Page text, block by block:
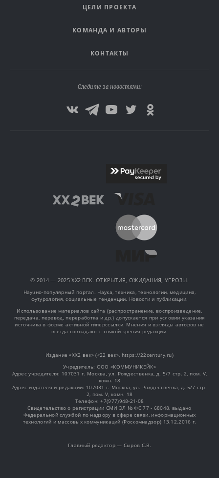
ЦЕЛИ ПРОЕКТА
КОМАНДА И АВТОРЫ
КОНТАКТЫ
Следите за новостями:
© 2014 — 2025 XX2 ВЕК. ОТКРЫТИЯ, ОЖИДАНИЯ, УГРОЗЫ.
Научно-популярный портал. Наука, техника, технологии, медицина,
футурология, социальные тенденции. Новости и публикации.
Использование материалов сайта (распространение, воспроизведение,
передача, перевод, переработка и др.) допускается при условии указания
источника в форме активной гиперссылки. Мнения и взгляды авторов не
всегда совпадают с точкой зрения редакции.
Издание «XX2 век» («22 век», https://22century.ru)
Учредитель: OOO «КОММУНИКЕЙК»
Адрес учредителя: 107031 г. Москва, ул. Рождественка, д. 5/7 стр. 2, пом. V,
комн. 18
Адрес издателя и редакции: 107031 г. Москва, ул. Рождественка, д. 5/7 стр.
2, пом. V, комн. 18
Телефон: +7(977)948-21-08
Свидетельство о регистрации СМИ ЭЛ № ФС 77 - 68048, выдано
Федеральной службой по надзору в сфере связи, информационных
технологий и массовых коммуникаций (Роскомнадзор) 13.12.2016 г.
Главный редактор — Сыров С.В.